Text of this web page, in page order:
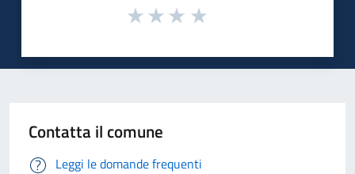
Contatta il comune
Leggi le domande frequenti